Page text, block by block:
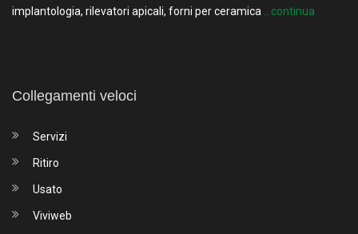
implantologia, rilevatori apicali, forni per ceramica
...continua
Collegamenti veloci
Servizi
Ritiro
Usato
Viviweb